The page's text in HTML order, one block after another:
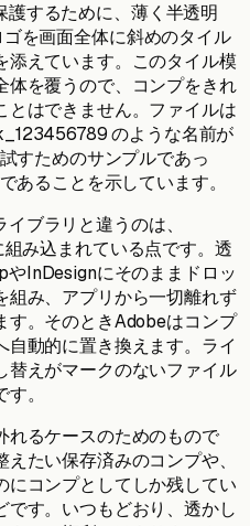
するために、薄く半透明
を画面全体に斜めのタイル
添えています。このタイル模
体を覆うので、コンプをきれ
とはできません。ファイルは
のような名前が
すためのサンプルであっ
ることを示しています。
ブラリと違うのは、
み込まれている点です。透
InDesignにそのままドロッ
組み、アプリから一切離れず
す。そのときAdobeはコンプ
自動的に置き換えます。ライ
替えがマークのないファイル
。
れるケースのためのもので
たい保存済みのコンプや、
にコンプとしてしか残してい
です。いつもどおり、透かし